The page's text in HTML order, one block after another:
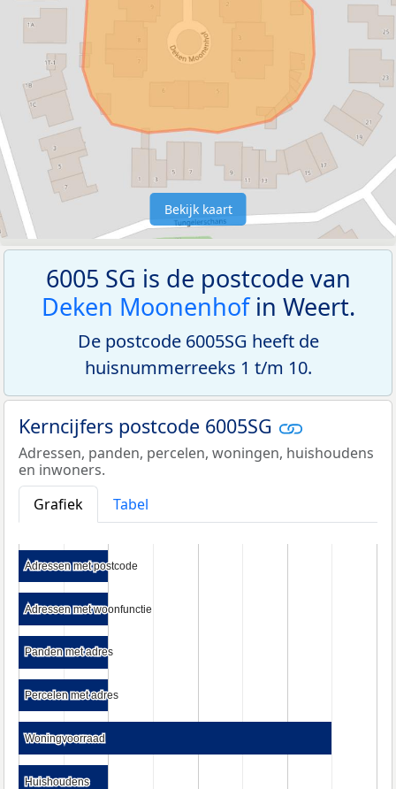
Bekijk kaart
6005 SG is de postcode van
Deken Moonenhofin Weert.
De postcode 6005SG heeft de
huisnummerreeks 1 t/m 10.
Kerncijfers postcode 6005SG
Adressen, panden, percelen, woningen, huishoudens
en inwoners.
Grafiek
Tabel
Adressen met postcode
Adressen met postcode
Adressen met woonfunctie
Adressen met woonfunctie
Panden met adres
Panden met adres
Percelen met adres
Percelen met adres
Woningvoorraad
Woningvoorraad
Huishoudens
Huishoudens